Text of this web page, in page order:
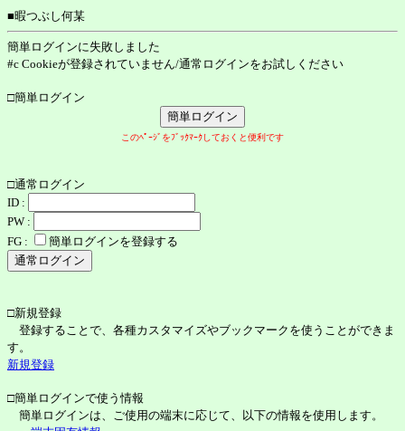
■暇つぶし何某
簡単ログインに失敗しました
#c Cookieが登録されていません/通常ログインをお試しください
□簡単ログイン
このﾍﾟｰｼﾞをﾌﾞｯｸﾏｰｸしておくと便利です
□通常ログイン
ID :
PW :
FG :
簡単ログインを登録する
□新規登録
登録することで、各種カスタマイズやブックマークを使うことができま
す。
新規登録
□簡単ログインで使う情報
簡単ログインは、ご使用の端末に応じて、以下の情報を使用します。